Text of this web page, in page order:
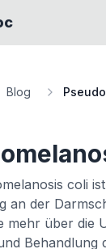
Blog
coli
an der
mehr über die
Behandlung